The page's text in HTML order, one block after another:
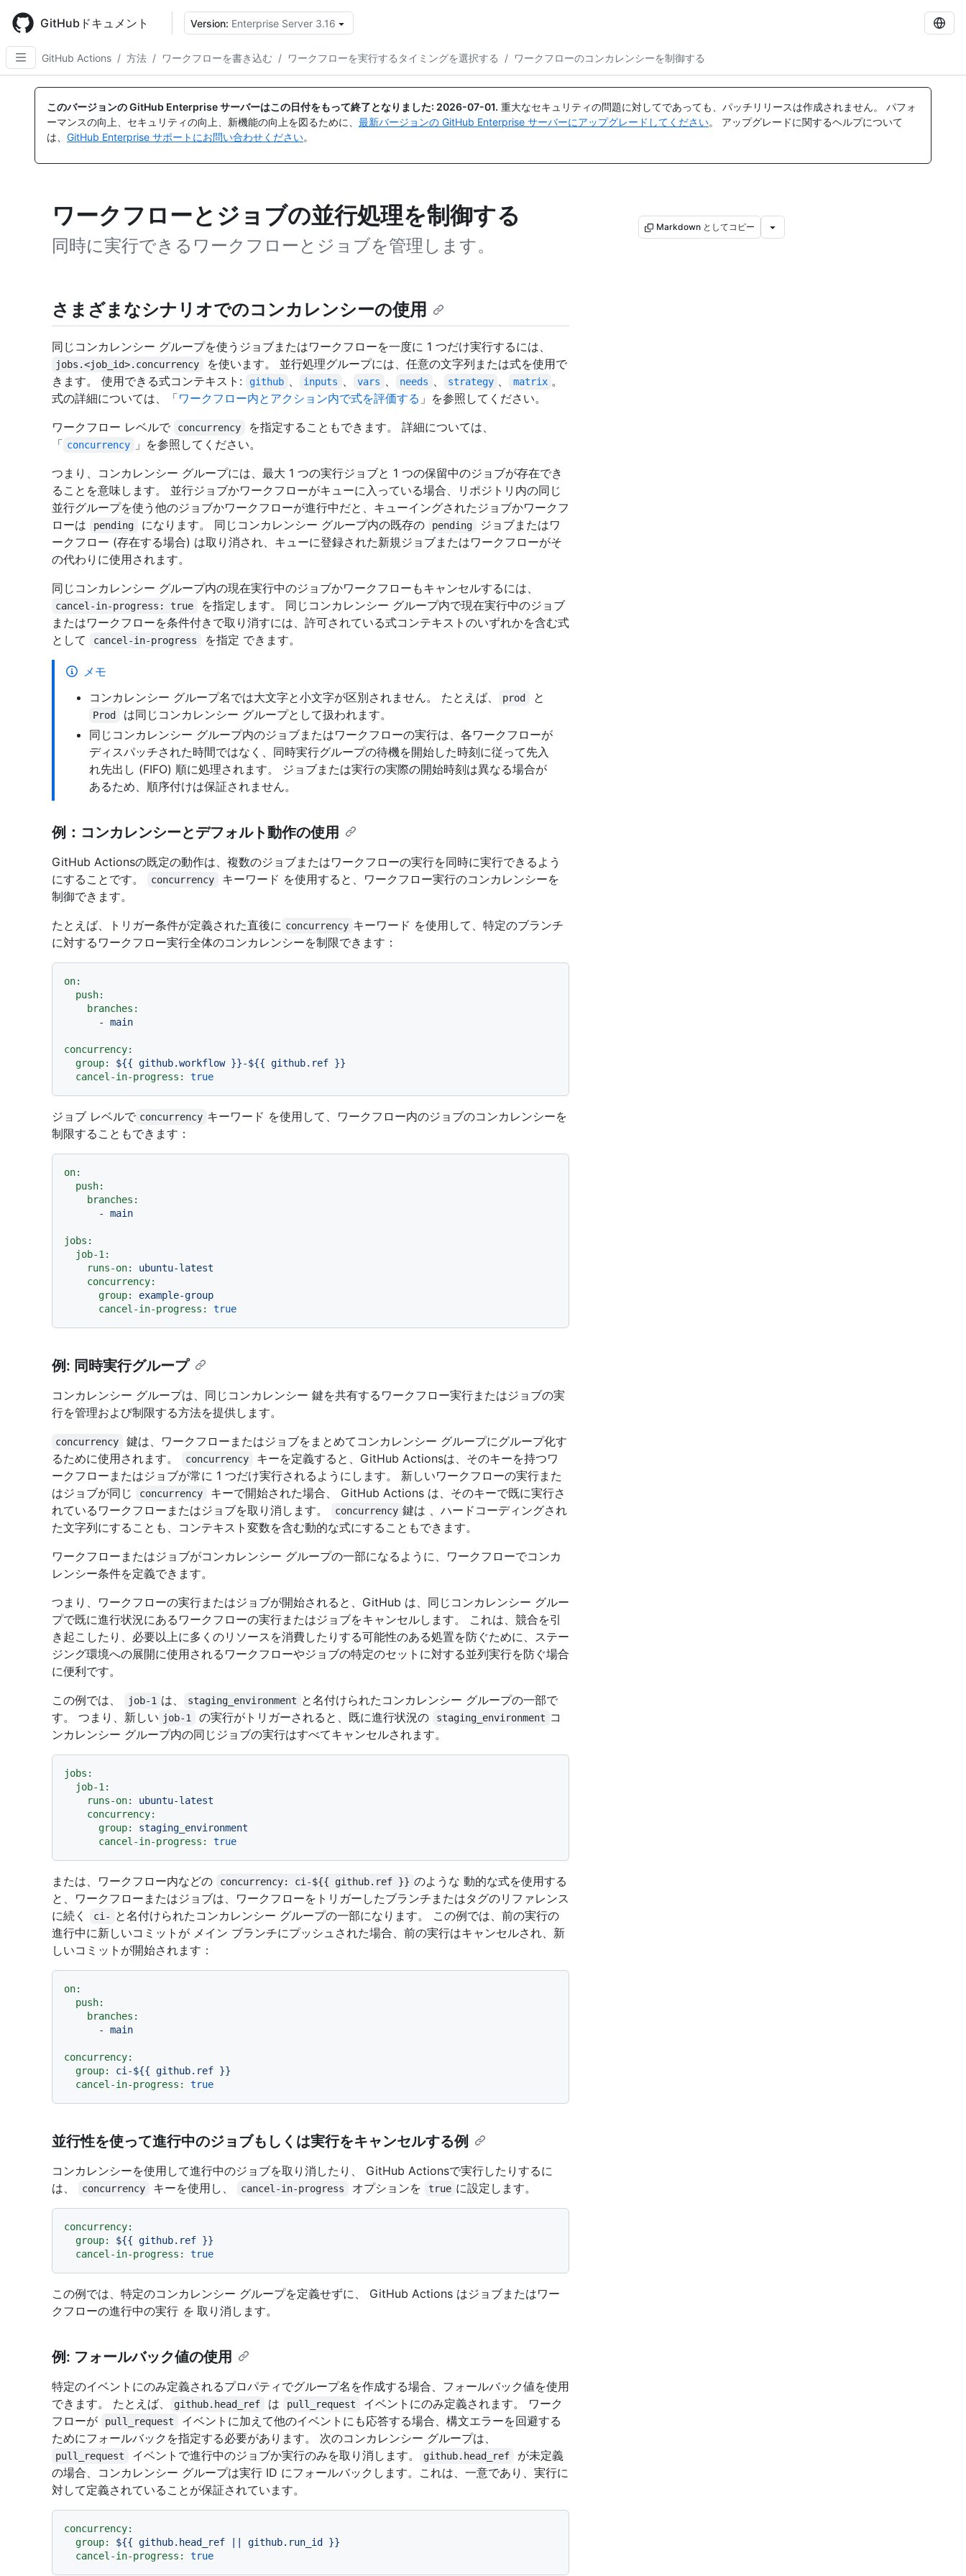
main
content
GitHubドキュメント Version: Enterprise Server 3.16
GitHub Actions / 方法 / ワークフローを書き込む / ワークフローを実行するタイミングを選択する / ワークフローのコンカレンシーを制御する
このバージョンの GitHub Enterprise サーバーはこの日付をもって終了となりました: 2026-07-01. 重大なセキュリティの問題に対してであっても、パッチリリースは作成されません。 パフォ
ーマンスの向上、セキュリティの向上、新機能の向上を図るために、 最新バージョンの GitHub Enterprise サーバーにアップグレードしてください。 アップグレードに関するヘルプについて
は、 GitHub Enterprise サポートにお問い合わせください。
ワークフローとジョブの並行処理を制御する
同時に実行できるワークフローとジョブを管理します。
Markdown としてコピー
さまざまなシナリオでのコンカレンシーの使用
同じコンカレンシー グループを使うジョブまたはワークフローを一度に 1 つだけ実行するには、
jobs.<job_id>.concurrency
を使います。 並行処理グループには、任意の文字列または式を使用で
きます。 使用できる式コンテキスト:
github 、 inputs 、 vars 、 needs 、 strategy 、 matrix 。
式の詳細については、「ワークフロー内とアクション内で式を評価する 」を参照してください。
ワークフロー レベルで
concurrency
を指定することもできます。 詳細については、
「 concurrency
」を参照してください。
つまり、コンカレンシー グループには、最大 1 つの実行ジョブと 1 つの保留中のジョブが存在でき
ることを意味します。 並行ジョブかワークフローがキューに入っている場合、リポジトリ内の同じ
並行グループを使う他のジョブかワークフローが進行中だと、キューイングされたジョブかワークフ
ローは
pending になります。 同じコンカレンシー グループ内の既存の pending
ジョブまたはワ
ークフロー (存在する場合) は取り消され、キューに登録された新規ジョブまたはワークフローがそ
の代わりに使用されます。
同じコンカレンシー グループ内の現在実行中のジョブかワークフローもキャンセルするには、
cancel-in-progress: true
を指定します。 同じコンカレンシー グループ内で現在実行中のジョブ
またはワークフローを条件付きで取り消すには、許可されている式コンテキストのいずれかを含む式
として
cancel-in-progress を指定 できます。
メモ
コンカレンシー グループ名では大文字と小文字が区別されません。 たとえば、
prod と
Prod
は同じコンカレンシー グループとして扱われます。
同じコンカレンシー グループ内のジョブまたはワークフローの実行は、各ワークフローが
ディスパッチされた時間ではなく、同時実行グループの待機を開始した時刻に従って先入
れ先出し (FIFO) 順に処理されます。 ジョブまたは実行の実際の開始時刻は異なる場合が
あるため、順序付けは保証されません。
例：コンカレンシーとデフォルト動作の使用
GitHub Actionsの既定の動作は、複数のジョブまたはワークフローの実行を同時に実行できるよう
にすることです。
concurrency
キーワード を使用すると、ワークフロー実行のコンカレンシーを
制御できます。
たとえば、トリガー条件が定義された直後に concurrency キーワード を使用して、特定のブランチ
に対するワークフロー実行全体のコンカレンシーを制限できます：
on:
push:
branches:
-
main
concurrency:
group:
${{ github.workflow }}-${{ github.ref }}
cancel-in-progress:
true
ジョブ レベルで concurrency キーワード を使用して、ワークフロー内のジョブのコンカレンシーを
制限することもできます：
on:
push:
branches:
-
main
jobs:
job-1:
runs-on:
ubuntu-latest
concurrency:
group:
example-group
cancel-in-progress:
true
例: 同時実行グループ
コンカレンシー グループは、同じコンカレンシー 鍵を共有するワークフロー実行またはジョブの実
行を管理および制限する方法を提供します。
concurrency
鍵は、ワークフローまたはジョブをまとめてコンカレンシー グループにグループ化す
るために使用されます。
concurrency
キーを定義すると、GitHub Actionsは、そのキーを持つワ
ークフローまたはジョブが常に 1 つだけ実行されるようにします。 新しいワークフローの実行また
はジョブが同じ
concurrency
キーで開始された場合、 GitHub Actions は、そのキーで既に実行さ
れているワークフローまたはジョブを取り消します。
concurrency 鍵は 、ハードコーディングされ
た文字列にすることも、コンテキスト変数を含む動的な式にすることもできます。
ワークフローまたはジョブがコンカレンシー グループの一部になるように、ワークフローでコンカ
レンシー条件を定義できます。
つまり、ワークフローの実行またはジョブが開始されると、GitHub は、同じコンカレンシー グルー
プで既に進行状況にあるワークフローの実行またはジョブをキャンセルします。 これは、競合を引
き起こしたり、必要以上に多くのリソースを消費したりする可能性のある処置を防ぐために、ステー
ジング環境への展開に使用されるワークフローやジョブの特定のセットに対する並列実行を防ぐ場合
に便利です。
この例では、
job-1 は、 staging_environment と名付けられたコンカレンシー グループの一部で
す。 つまり、新しい job-1 の実行がトリガーされると、既に進行状況の staging_environment コ
ンカレンシー グループ内の同じジョブの実行はすべてキャンセルされます。
jobs:
job-1:
runs-on:
ubuntu-latest
concurrency:
group:
staging_environment
cancel-in-progress:
true
または、ワークフロー内などの concurrency: ci-${{ github.ref }} のような 動的な式を使用する
と、ワークフローまたはジョブは、ワークフローをトリガーしたブランチまたはタグのリファレンス
に続く
ci-
と名付けられたコンカレンシー グループの一部になります。 この例では、前の実行の
進行中に新しいコミットが メイン ブランチにプッシュされた場合、前の実行はキャンセルされ、新
しいコミットが開始されます：
on:
push:
branches:
-
main
concurrency:
group:
ci-${{ github.ref }}
cancel-in-progress:
true
並行性を使って進行中のジョブもしくは実行をキャンセルする例
コンカレンシーを使用して進行中のジョブを取り消したり、 GitHub Actionsで実行したりするに
は、
concurrency キーを使用し、 cancel-in-progress オプションを true に設定します。
concurrency:
group:
${{ github.ref }}
cancel-in-progress:
true
この例では、特定のコンカレンシー グループを定義せずに、 GitHub Actions はジョブまたはワー
クフローの進行中の実行 を 取り消します。
例: フォールバック値の使用
特定のイベントにのみ定義されるプロパティでグループ名を作成する場合、フォールバック値を使用
できます。 たとえば、
github.head_ref は pull_request
イベントにのみ定義されます。 ワーク
フローが
pull_request
イベントに加えて他のイベントにも応答する場合、構文エラーを回避する
ためにフォールバックを指定する必要があります。 次のコンカレンシー グループは、
pull_request イベントで進行中のジョブか実行のみを取り消します。 github.head_ref
が未定義
の場合、コンカレンシー グループは実行 ID にフォールバックします。これは、一意であり、実行に
対して定義されていることが保証されています。
concurrency:
group:
${{ github.head_ref github.run_id
}}
cancel-in-progress:
true